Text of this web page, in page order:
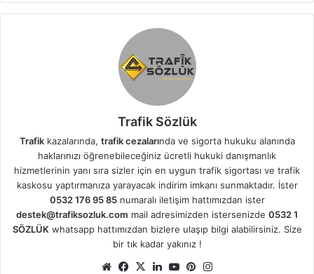
Trafik Sözlük
Trafikkazalarında, trafik cezalarında ve sigorta hukuku alanında
haklarınızı öğrenebileceğiniz ücretli hukuki danışmanlık
hizmetlerinin yanı sıra sizler için en uygun trafik sigortası ve trafik
kaskosu yaptırmanıza yarayacak indirim imkanı sunmaktadır. İster
0532 176 95 85numaralı iletişim hattımızdan ister
destek@trafiksozluk.com mail adresimizden istersenizde 0532 1
SÖZLÜKwhatsapp hattımızdan bizlere ulaşıp bilgi alabilirsiniz. Size
bir tık kadar yakınız !
We Fa
X
Lin Yo Pin